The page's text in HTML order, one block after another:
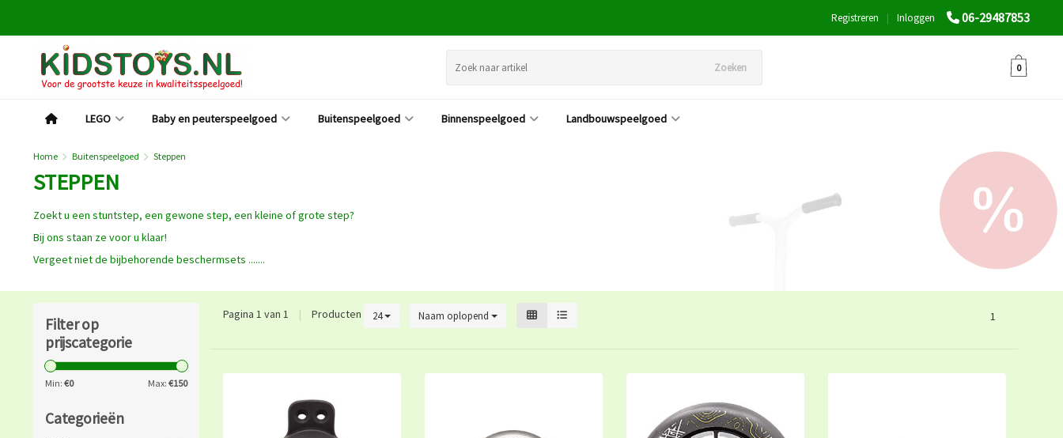
06-29487853
Inloggen
|
Registreren
Zoeken 0
LEGO Baby en peuterspeelgoed Buitenspeelgoed Binnenspeelgoed Landbouwspeelgoed
Home Buitenspeelgoed Steppen
STEPPEN
Zoekt u een stuntstep, een gewone step, een kleine of grote step?
Bij ons staan ze voor u klaar!
Vergeet niet de bijbehorende beschermsets .......
Filter op
prijscategorie
Min: €0 Max: €150
Categorieën
Pagina 1 van 1 | Producten 24 Naam oplopend 1